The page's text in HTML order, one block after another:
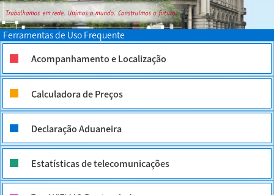
Ferramentas de Uso Frequente
Acompanhamento e Localização
Calculadora de Preços
Declaração Aduaneira
Estatísticas de telecomunicações